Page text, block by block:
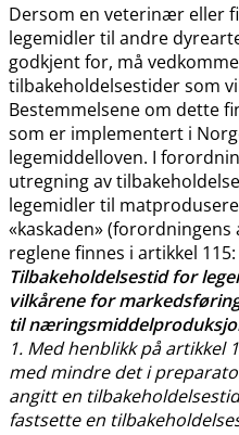
Dersom en veterinær eller
legemidler til andre
godkjent for, må
tilbakeholdelsestider som
Bestemmelsene om dette
som er implementert i
legemiddelloven. I
utregning av
legemidler til
«kaskaden» (forordningens
reglene finnes i artikkel 115:
Tilbakeholdelsestid for
vilkårene for
til
1. Med henblikk på artikkel
med mindre det i
angitt en
fastsette en